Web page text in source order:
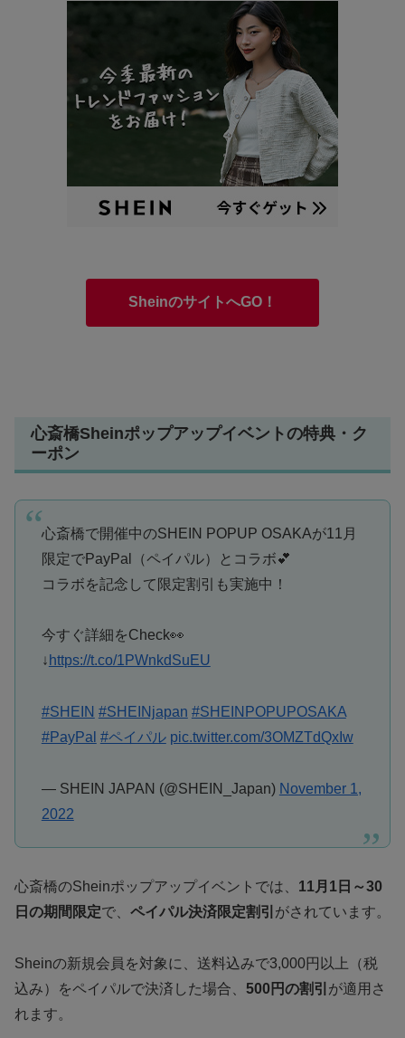
SheinのサイトへGO！
心斎橋Sheinポップアップイベントの特典・ク
ーポン
心斎橋で開催中のSHEIN POPUP OSAKAが11月
限定でPayPal（ペイパル）とコラボ💕
コラボを記念して限定割引も実施中！
今すぐ詳細をCheck👀
↓ https://t.co/1PWnkdSuEU
#SHEIN #SHEINjapan #SHEINPOPUPOSAKA
#PayPal #ペイパル pic.twitter.com/3OMZTdQxIw
— SHEIN JAPAN (@SHEIN_Japan) November 1,
2022
心斎橋のSheinポップアップイベントでは、 11月1日～30
日の期間限定で、 ペイパル決済限定割引 がされています。
Sheinの新規会員を対象に、送料込みで3,000円以上（税
込み）をペイパルで決済した場合、 500円の割引 が適用さ
れます。